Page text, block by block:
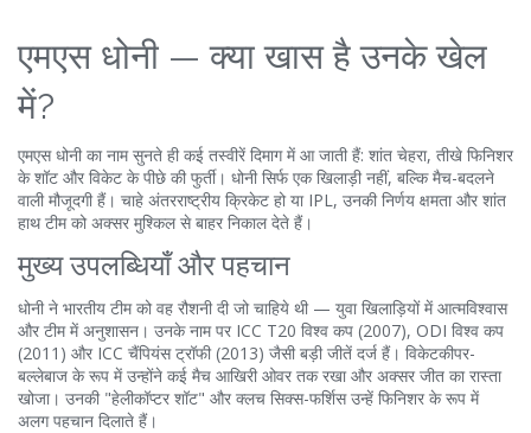
एमएस धोनी — क्या खास है उनके खेल
में?
एमएस धोनी का नाम सुनते ही कई तस्वीरें दिमाग में आ जाती हैं: शांत चेहरा, तीखे फिनिशर
के शॉट और विकेट के पीछे की फुर्ती। धोनी सिर्फ एक खिलाड़ी नहीं, बल्कि मैच-बदलने
वाली मौजूदगी हैं। चाहे अंतरराष्ट्रीय क्रिकेट हो या IPL, उनकी निर्णय क्षमता और शांत
हाथ टीम को अक्सर मुश्किल से बाहर निकाल देते हैं।
मुख्य उपलब्धियाँ और पहचान
धोनी ने भारतीय टीम को वह रौशनी दी जो चाहिये थी — युवा खिलाड़ियों में आत्मविश्वास
और टीम में अनुशासन। उनके नाम पर ICC T20 विश्व कप (2007), ODI विश्व कप
(2011) और ICC चैंपियंस ट्रॉफी (2013) जैसी बड़ी जीतें दर्ज हैं। विकेटकीपर-
बल्लेबाज के रूप में उन्होंने कई मैच आखिरी ओवर तक रखा और अक्सर जीत का रास्ता
खोजा। उनकी "हेलीकॉप्टर शॉट" और क्लच सिक्स-फर्शिस उन्हें फिनिशर के रूप में
अलग पहचान दिलाते हैं।